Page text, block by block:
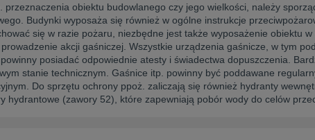
przeznaczenia obiektu budowlanego czy jego wielkości, należy
Budynki wyposaża się również w ogólne instrukcje
się w razie pożaru, niezbędne jest także wyposażenie obiektu
akcji gaśniczej. Wszystkie urządzenia gaśnicze, w tym
posiadać odpowiednie atesty i świadectwa dopuszczenia.
stanie technicznym. Gaśnice itp. powinny być poddawane
Do sprzętu ochrony ppoż. zaliczają się również hydranty
hydrantowe (zawory 52), które zapewniają pobór wody do celów